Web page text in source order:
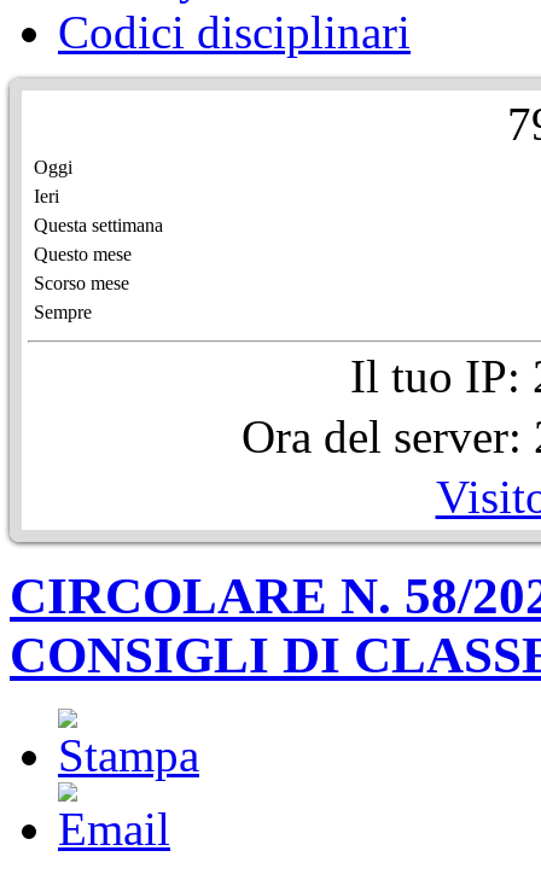
Codici disciplinari
7
Oggi
Ieri
Questa settimana
Questo mese
Scorso mese
Sempre
Il tuo IP:
Ora del
CIRCOLARE N. 58/
CONSIGLI DI